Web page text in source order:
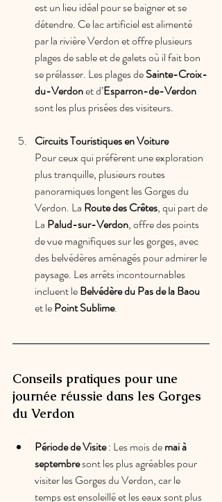
est un lieu idéal pour se baigner et se
détendre. Ce lac artificiel est alimenté
par la rivière Verdon et offre plusieurs
plages de sable et de galets où il fait bon
se prélasser. Les plages de Sainte-Croix-
du-Verdon et d’Esparron-de-Verdon
sont les plus prisées des visiteurs.
Circuits Touristiques en Voiture
Pour ceux qui préfèrent une exploration
plus tranquille, plusieurs routes
panoramiques longent les Gorges du
Verdon. La Route des Crêtes, qui part de
La Palud-sur-Verdon, offre des points
de vue magnifiques sur les gorges, avec
des belvédères aménagés pour admirer le
paysage. Les arrêts incontournables
incluent le Belvédère du Pas de la Baou
et le Point Sublime.
Conseils pratiques pour une
journée réussie dans les Gorges
du Verdon
Période de Visite : Les mois de mai à
septembre sont les plus agréables pour
visiter les Gorges du Verdon, car le
temps est ensoleillé et les eaux sont plus